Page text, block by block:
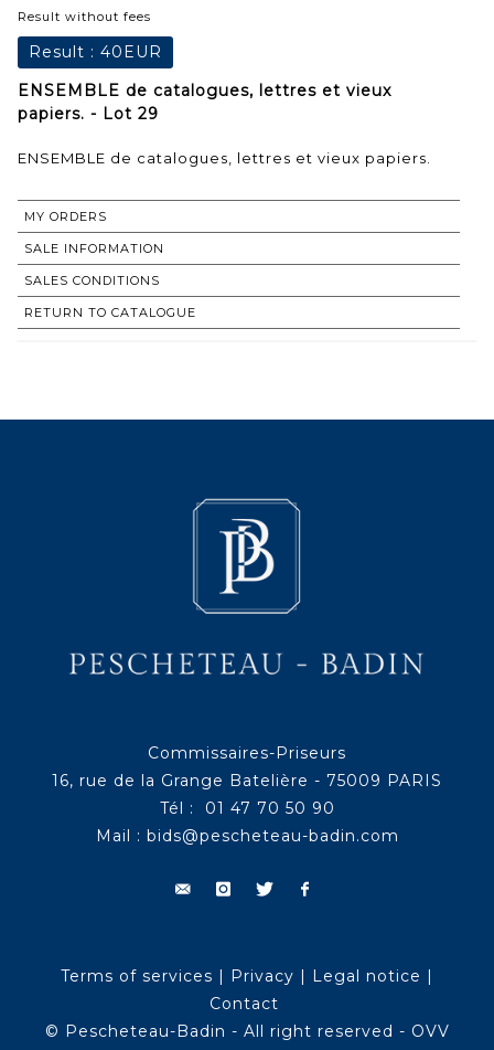
Result without fees
Result : 40EUR
ENSEMBLE de catalogues, lettres et vieux
papiers. - Lot 29
ENSEMBLE de catalogues, lettres et vieux papiers.
MY ORDERS
SALE INFORMATION
SALES CONDITIONS
RETURN TO CATALOGUE
Commissaires-Priseurs
16, rue de la Grange Batelière - 75009 PARIS
Tél : 01 47 70 50 90
Mail : bids@pescheteau-badin.com
Terms of services | Privacy | Legal notice |
Contact
© Pescheteau-Badin - All right reserved - OVV